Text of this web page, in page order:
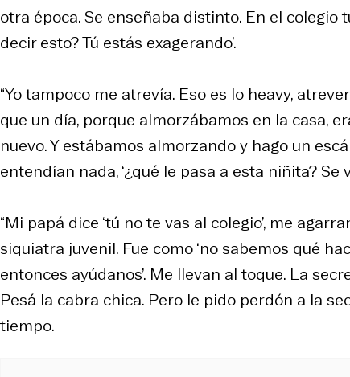
otra época. Se enseñaba distinto. En el colegio
decir esto? Tú estás exagerando’.
“Yo tampoco me atrevía. Eso es lo heavy,
que un día, porque almorzábamos en la casa,
nuevo. Y estábamos almorzando y hago un
entendían nada, ‘¿qué le pasa a esta niñita? Se
“Mi papá dice ‘tú no te vas al colegio’, me
siquiatra juvenil. Fue como ‘no sabemos qué
entonces ayúdanos’. Me llevan al toque. La
Pesá la cabra chica. Pero le pido perdón a la
tiempo.